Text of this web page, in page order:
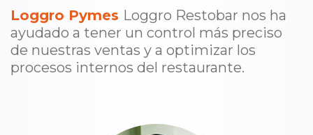
Loggro Pymes Loggro Restobar nos ha
ayudado a tener un control más preciso
de nuestras ventas y a optimizar los
procesos internos del restaurante.